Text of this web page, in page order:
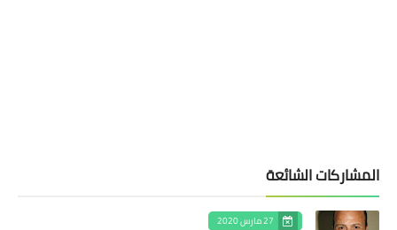
المشاركات الشائعة
27 مارس 2020